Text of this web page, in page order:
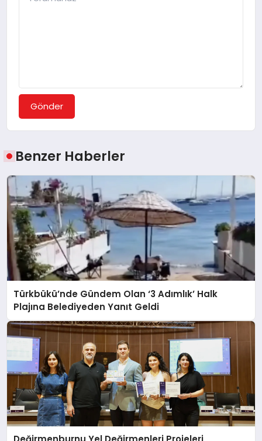
Gönder
Benzer Haberler
Türkbükü’nde Gündem Olan ‘3 Adımlık’ Halk
Plajına Belediyeden Yanıt Geldi